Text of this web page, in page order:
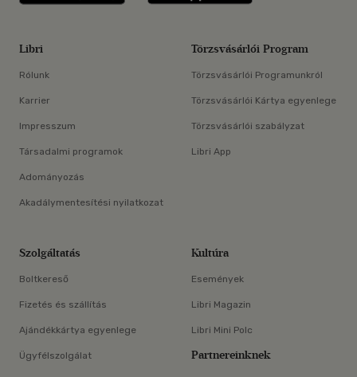
Libri
Rólunk
Karrier
Impresszum
Társadalmi programok
Adományozás
Akadálymentesítési nyilatkozat
Törzsvásárlói Program
Törzsvásárlói Programunkról
Törzsvásárlói Kártya egyenlege
Törzsvásárlói szabályzat
Libri App
Szolgáltatás
Boltkereső
Fizetés és szállítás
Ajándékkártya egyenlege
Ügyfélszolgálat
Kultúra
Események
Libri Magazin
Libri Mini Polc
Partnereinknek